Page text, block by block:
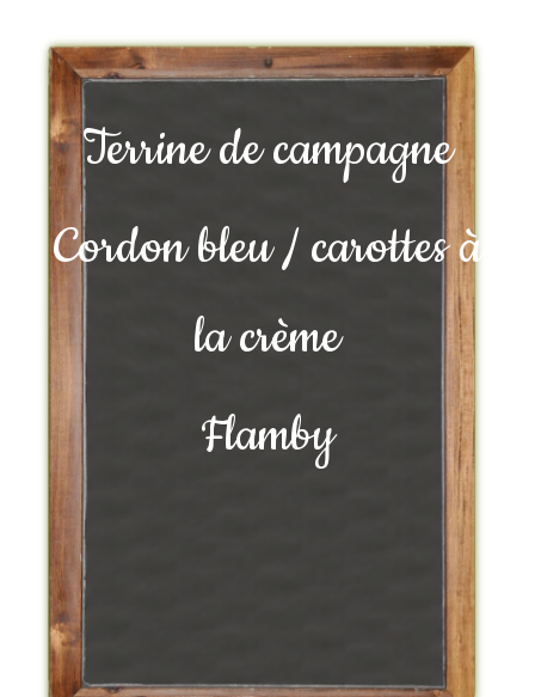
Terrine de campagne
Cordon bleu / carottes à
la crème
Flamby